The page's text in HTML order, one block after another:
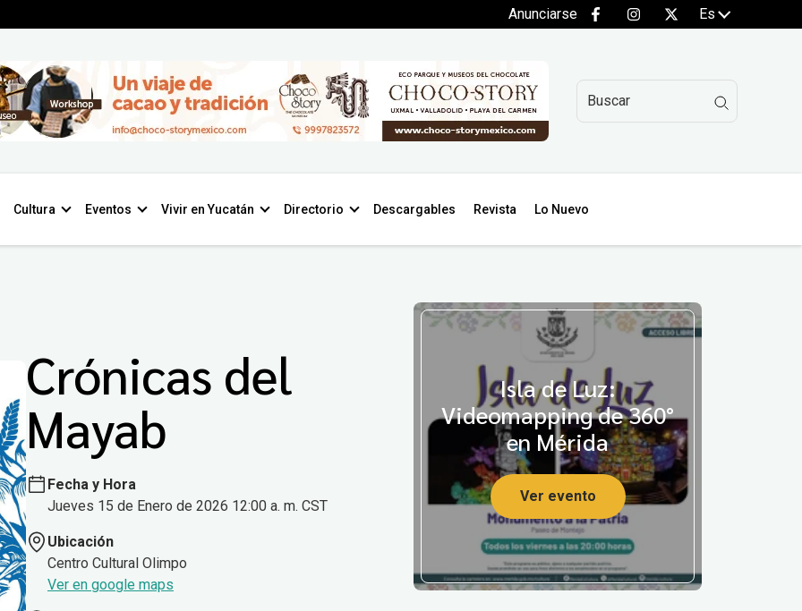
Anunciarse Es
Cultura Eventos Vivir en Yucatán Directorio Descargables Revista Lo Nuevo
Crónicas del
Mayab
Fecha y Hora
Jueves 15 de Enero de 2026 12:00 a. m. CST
Ubicación
Centro Cultural Olimpo
Ver en google maps
Isla de Luz:
Videomapping de 360°
en Mérida
Ver evento